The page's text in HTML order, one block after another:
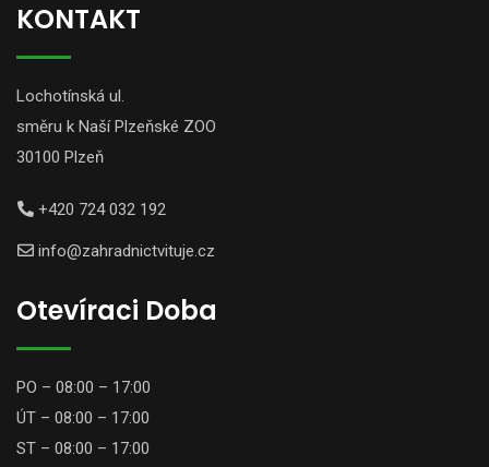
KONTAKT
Lochotínská ul.
směru k Naší Plzeňské ZOO
30100 Plzeň
+420 724 032 192
info@zahradnictvituje.cz
Otevíraci Doba
PO – 08:00 – 17:00
ÚT – 08:00 – 17:00
ST – 08:00 – 17:00